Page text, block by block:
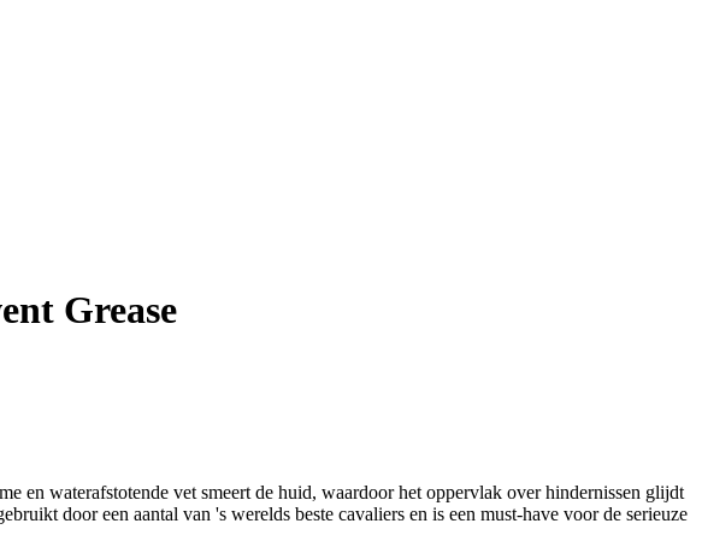
Grease
en waterafstotende vet smeert de huid, waardoor het oppervlak over hindernissen glijdt
door een aantal van 's werelds beste cavaliers en is een must-have voor de serieuze